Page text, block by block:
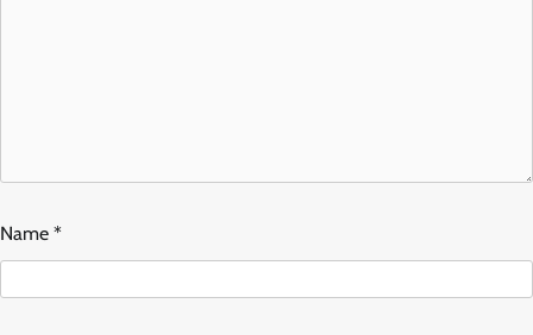
Name *